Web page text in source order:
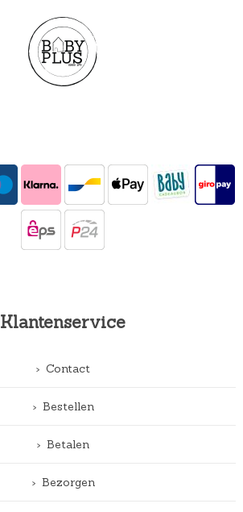
Klantenservice
Contact
Bestellen
Betalen
Bezorgen